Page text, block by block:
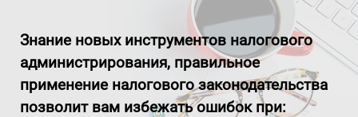
Знание новых инструментов налогового
администрирования, правильное
применение налогового законодательства
позволит вам избежать ошибок при: